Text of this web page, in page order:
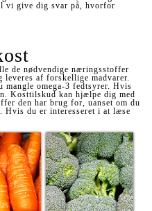
vi give dig svar på, hvorfor
de nødvendige næringsstoffer
af forskellige madvarer.
omega-3 fedtsyrer. Hvis
Kosttilskud kan hjælpe dig med
den har brug for, uanset om du
Hvis du er interesseret i at læse